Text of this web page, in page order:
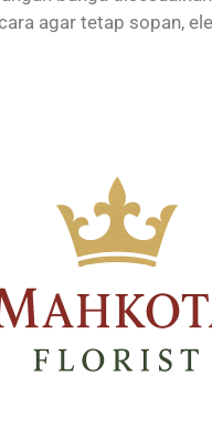
agar tetap sopan,